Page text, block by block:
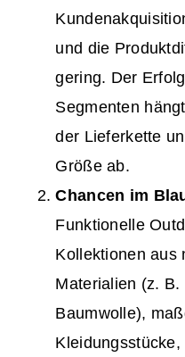
und die
gering. Der
Segmenten
der Lieferkette
Größe ab.
Chancen im
Funktionelle
Kollektionen aus
Materialien (z.
Baumwolle),